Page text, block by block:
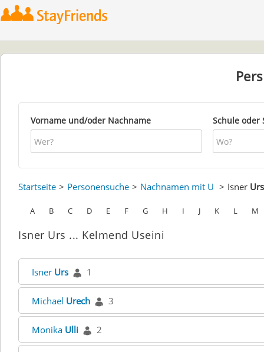
Vorname und/oder Nachname Schule oder
Startseite Personensuche Nachnamen mit U Isner Urs
A B C D E F G H I J K L M
Isner Urs ... Kelmend Useini
Isner Urs 1
Michael Urech 3
Monika Ulli 2